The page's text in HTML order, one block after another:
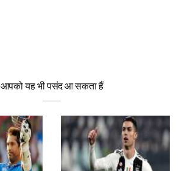
आपको यह भी पसंद आ सकता हैं